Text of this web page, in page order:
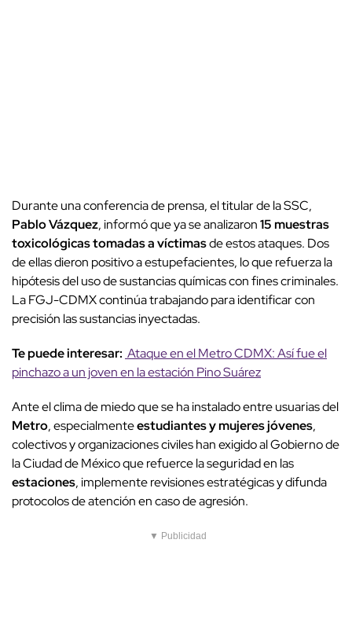
Durante una conferencia de prensa, el titular de la SSC,
Pablo Vázquez, informó que ya se analizaron15 muestras
toxicológicas tomadas a víctimasde estos ataques. Dos
de ellas dieron positivo a estupefacientes, lo que refuerza la
hipótesis del uso de sustancias químicas con fines criminales.
La FGJ-CDMX continúa trabajando para identificar con
precisión las sustancias inyectadas.
Te puede interesar: Ataque en el Metro CDMX: Así fue el
pinchazo a un joven en la estación Pino Suárez
Ante el clima de miedo que se ha instalado entre usuarias del
Metro, especialmenteestudiantes y mujeres jóvenes,
colectivos y organizaciones civiles han exigido al Gobierno de
la Ciudad de México que refuerce la seguridad en las
estaciones, implemente revisiones estratégicas y difunda
protocolos de atención en caso de agresión.
▼ Publicidad